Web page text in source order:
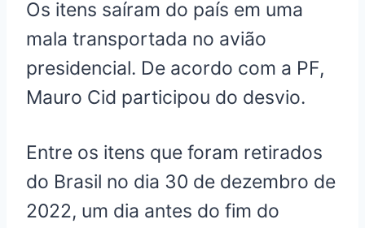
Os itens saíram do país em uma
mala transportada no avião
presidencial. De acordo com a PF,
Mauro Cid participou do desvio.
Entre os itens que foram retirados
do Brasil no dia 30 de dezembro de
2022, um dia antes do fim do